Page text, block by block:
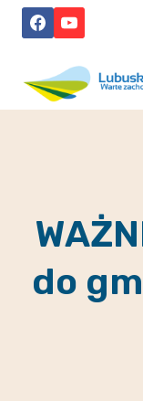
Przejdź
do